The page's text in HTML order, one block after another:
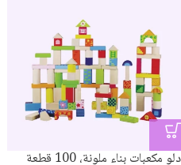
دلو مكعبات بناء ملونة، 100 قطعة